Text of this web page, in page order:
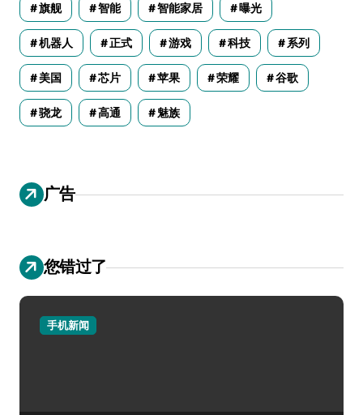
旗舰 智能 智能家居 曝光
机器人 正式 游戏 科技 系列
美国 芯片 苹果 荣耀 谷歌
骁龙 高通 魅族
广告
您错过了
手机新闻